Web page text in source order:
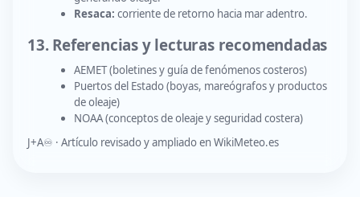
Resaca: corriente de retorno hacia mar adentro.
13. Referencias y lecturas recomendadas
AEMET (boletines y guía de fenómenos costeros)
Puertos del Estado (boyas, mareógrafos y productos
de oleaje)
NOAA (conceptos de oleaje y seguridad costera)
J+A♾️ · Artículo revisado y ampliado en WikiMeteo.es